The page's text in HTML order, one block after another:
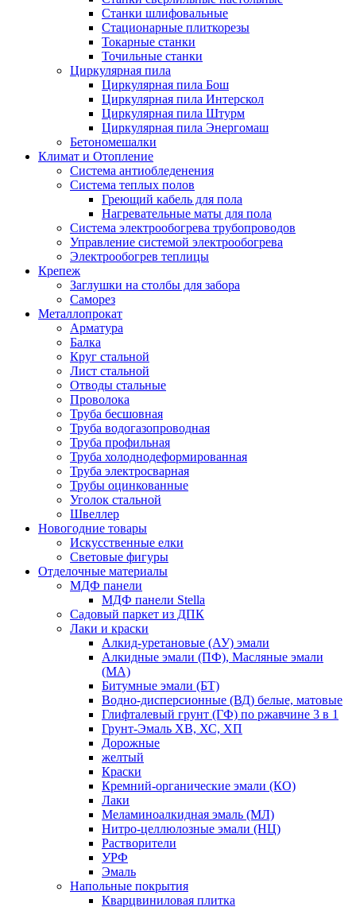
Станки шлифовальные
Стационарные плиткорезы
Токарные станки
Точильные станки
Циркулярная пила
Циркулярная пила Бош
Циркулярная пила Интерскол
Циркулярная пила Штурм
Циркулярная пила Энергомаш
Бетономешалки
Климат и Отопление
Система антиобледенения
Система теплых полов
Греющий кабель для пола
Нагревательные маты для пола
Система электрообогрева трубопроводов
Управление системой электрообогрева
Электрообогрев теплицы
Крепеж
Заглушки на столбы для забора
Саморез
Металлопрокат
Арматура
Балка
Круг стальной
Лист стальной
Отводы стальные
Проволока
Труба бесшовная
Труба водогазопроводная
Труба профильная
Труба холоднодеформированная
Труба электросварная
Трубы оцинкованные
Уголок стальной
Швеллер
Новогодние товары
Искусственные елки
Световые фигуры
Отделочные материалы
МДФ панели
МДФ панели Stella
Садовый паркет из ДПК
Лаки и краски
Алкид-уретановые (АУ) эмали
Алкидные эмали (ПФ), Масляные эмали
(МА)
Битумные эмали (БТ)
Водно-дисперсионные (ВД) белые, матовые
Глифталевый грунт (ГФ) по ржавчине 3 в 1
Грунт-Эмаль ХВ, ХС, ХП
Дорожные
желтый
Краски
Кремний-органические эмали (КО)
Лаки
Меламиноалкидная эмаль (МЛ)
Нитро-целлюлозные эмали (НЦ)
Растворители
УРФ
Эмаль
Напольные покрытия
Кварцвиниловая плитка